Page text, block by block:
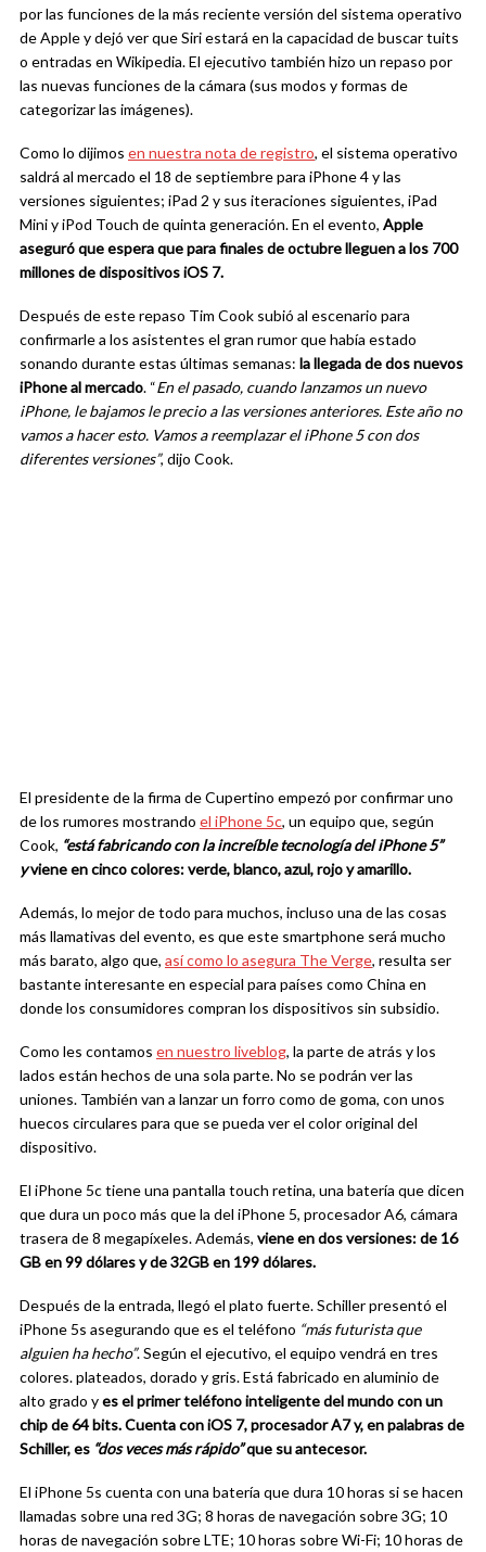
por las funciones de la más reciente versión del sistema operativo
de Apple y dejó ver que Siri estará en la capacidad de buscar tuits
o entradas en Wikipedia. El ejecutivo también hizo un repaso por
las nuevas funciones de la cámara (sus modos y formas de
categorizar las imágenes).
Como lo dijimos en nuestra nota de registro, el sistema operativo
saldrá al mercado el 18 de septiembre para iPhone 4 y las
versiones siguientes; iPad 2 y sus iteraciones siguientes, iPad
Mini y iPod Touch de quinta generación. En el evento, Apple
aseguró que espera que para finales de octubre lleguen a los 700
millones de dispositivos iOS 7.
Después de este repaso Tim Cook subió al escenario para
confirmarle a los asistentes el gran rumor que había estado
sonando durante estas últimas semanas: la llegada de dos nuevos
iPhone al mercado. “En el pasado, cuando lanzamos un nuevo
iPhone, le bajamos le precio a las versiones anteriores. Este año no
vamos a hacer esto. Vamos a reemplazar el iPhone 5 con dos
diferentes versiones”, dijo Cook.
El presidente de la firma de Cupertino empezó por confirmar uno
de los rumores mostrando el iPhone 5c, un equipo que, según
Cook, “está fabricando con la increíble tecnología del iPhone 5”
yviene en cinco colores: verde, blanco, azul, rojo y amarillo.
Además, lo mejor de todo para muchos, incluso una de las cosas
más llamativas del evento, es que este smartphone será mucho
más barato, algo que, así como lo asegura The Verge, resulta ser
bastante interesante en especial para países como China en
donde los consumidores compran los dispositivos sin subsidio.
Como les contamos en nuestro liveblog, la parte de atrás y los
lados están hechos de una sola parte. No se podrán ver las
uniones. También van a lanzar un forro como de goma, con unos
huecos circulares para que se pueda ver el color original del
dispositivo.
El iPhone 5c tiene una pantalla touch retina, una batería que dicen
que dura un poco más que la del iPhone 5, procesador A6, cámara
trasera de 8 megapíxeles. Además, viene en dos versiones: de 16
GB en 99 dólares y de 32GB en 199 dólares.
Después de la entrada, llegó el plato fuerte. Schiller presentó el
iPhone 5s asegurando que es el teléfono “más futurista que
alguien ha hecho”. Según el ejecutivo, el equipo vendrá en tres
colores. plateados, dorado y gris. Está fabricado en aluminio de
alto grado yes el primer teléfono inteligente del mundo con un
chip de 64 bits. Cuenta con iOS 7, procesador A7 y, en palabras de
Schiller, es “dos veces más rápido”que su antecesor.
El iPhone 5s cuenta con una batería que dura 10 horas si se hacen
llamadas sobre una red 3G; 8 horas de navegación sobre 3G; 10
horas de navegación sobre LTE; 10 horas sobre Wi-Fi; 10 horas de